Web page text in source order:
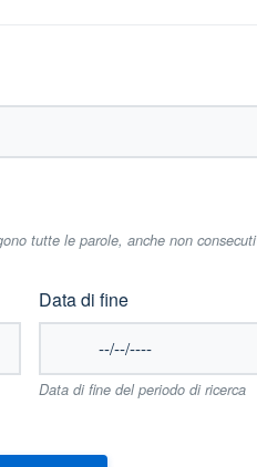
tutte le parole, anche non
Data di fine
Data di fine del periodo di ricerca